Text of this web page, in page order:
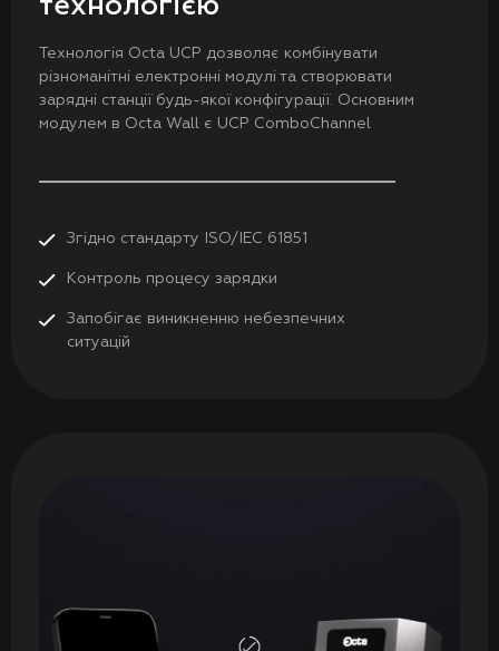
технологією
Технологія Octa UCP дозволяє комбінувати
різноманітні електронні модулі та створювати
зарядні станції будь-якої конфігурації. Основним
модулем в Octa Wall є UCP ComboChannel
Згідно стандарту ISO/ІЕС 61851
Контроль процесу зарядки
Запобігає виникненню небезпечних
ситуацій